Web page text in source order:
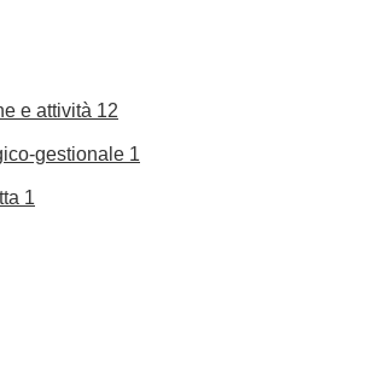
e attività 12
gestionale 1
1